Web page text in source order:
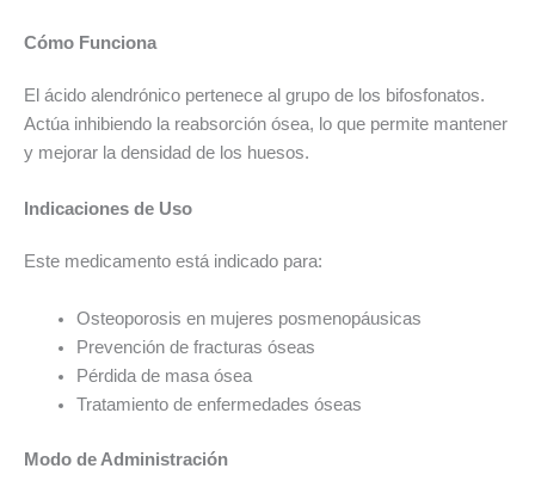
Cómo Funciona
El ácido alendrónico pertenece al grupo de los bifosfonatos.
Actúa inhibiendo la reabsorción ósea, lo que permite mantener
y mejorar la densidad de los huesos.
Indicaciones de Uso
Este medicamento está indicado para:
Osteoporosis en mujeres posmenopáusicas
Prevención de fracturas óseas
Pérdida de masa ósea
Tratamiento de enfermedades óseas
Modo de Administración